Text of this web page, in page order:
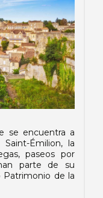
se encuentra a
Émilion, la
paseos por
parte de su
Patrimonio de la